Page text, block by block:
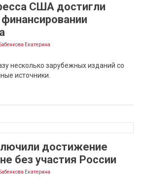
США достигли
Бабенкова Екатерина
несколько зарубежных изданий со
источники.
достижение
без участия России
Бабенкова Екатерина